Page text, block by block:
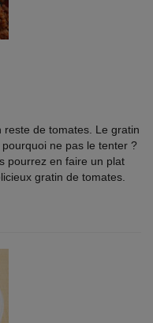
de tomates. Le gratin
ne pas le tenter ?
pourrez en faire un plat
gratin de tomates.